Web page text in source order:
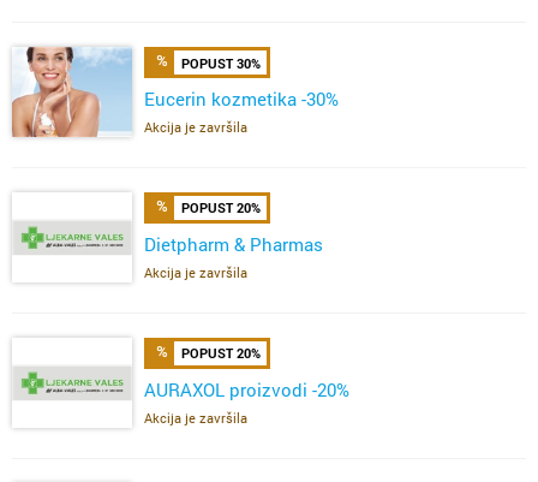
POPUST 30%
Eucerin kozmetika -30%
Akcija je završila
POPUST 20%
Dietpharm & Pharmas
Akcija je završila
POPUST 20%
AURAXOL proizvodi -20%
Akcija je završila